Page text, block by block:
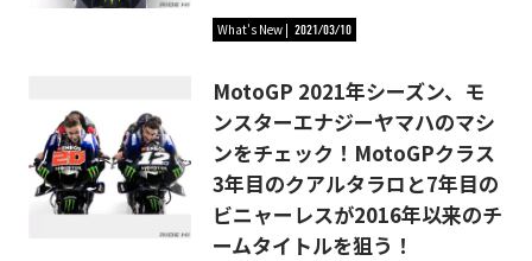
What's New 2021/03/10
MotoGP 2021年シーズン、モ
ンスターエナジーヤマハのマシ
ンをチェック！MotoGPクラス
3年目のクアルタラロと7年目の
ビニャーレスが2016年以来のチ
ームタイトルを狙う！